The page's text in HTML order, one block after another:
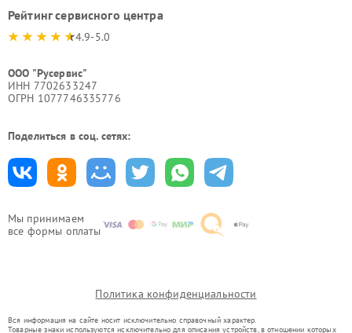
Мы принимаем
все формы оплаты
Рейтинг сервисного центра
4.9-5.0
ООО "Русервис"
ИНН 7702633247
ОГРН 1077746335776
Поделиться в соц. сетях:
Политика конфиденциальности
Вся информация на сайте носит исключительно справочный характер.
Товарные знаки используются исключительно для описания устройств, в отношении которых